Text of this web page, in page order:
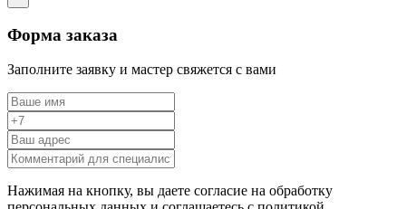
Форма заказа
Заполните заявку и мастер свяжется с вами
Нажимая на кнопку, вы даете согласие на обработку